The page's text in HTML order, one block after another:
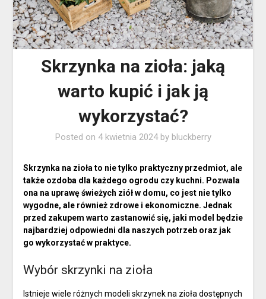
Skrzynka na zioła: jaką
warto kupić i jak ją
wykorzystać?
Posted on 4 kwietnia 2024by bluckberry
Skrzynka na zioła to nie tylko praktyczny przedmiot, ale
także ozdoba dla każdego ogrodu czy kuchni. Pozwala
ona na uprawę świeżych ziół w domu, co jest nie tylko
wygodne, ale również zdrowe i ekonomiczne. Jednak
przed zakupem warto zastanowić się, jaki model będzie
najbardziej odpowiedni dla naszych potrzeb oraz jak
go wykorzystać w praktyce.
Wybór skrzynki na zioła
Istnieje wiele różnych modeli skrzynek na zioła dostępnych